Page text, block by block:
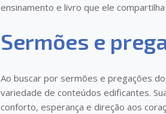
ensinamento e livro que ele
Sermões e
Ao buscar por sermões e pregações
variedade de conteúdos edificantes.
conforto, esperança e direção aos